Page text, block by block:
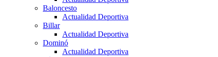
Baloncesto
Actualidad Deportiva
Billar
Actualidad Deportiva
Dominó
Actualidad Deportiva